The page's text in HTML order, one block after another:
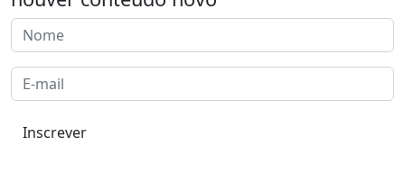
Inscrever